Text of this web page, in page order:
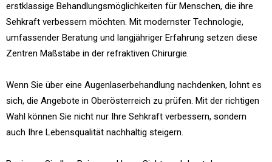
erstklassige Behandlungsmöglichkeiten für Menschen, die ihre
Sehkraft verbessern möchten. Mit modernster Technologie,
umfassender Beratung und langjähriger Erfahrung setzen diese
Zentren Maßstäbe in der refraktiven Chirurgie.
Wenn Sie über eine Augenlaserbehandlung nachdenken, lohnt es
sich, die Angebote in Oberösterreich zu prüfen. Mit der richtigen
Wahl können Sie nicht nur Ihre Sehkraft verbessern, sondern
auch Ihre Lebensqualität nachhaltig steigern.